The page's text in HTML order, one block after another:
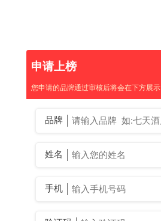
申请上榜
您申请的品牌通过审核后将会在下方展示
品牌
姓名
手机